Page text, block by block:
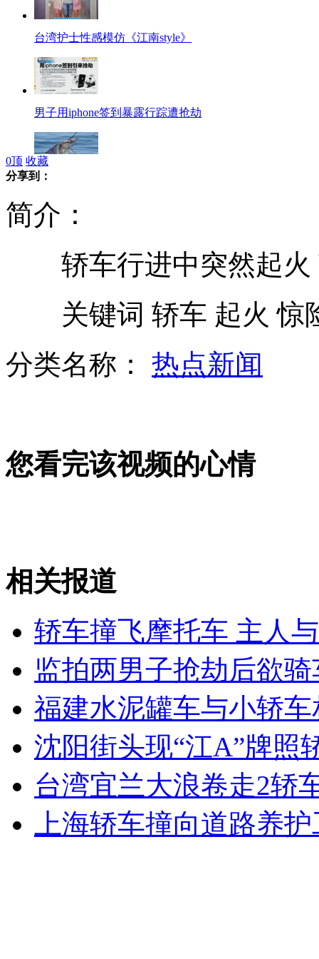
台湾护士性感模仿《江南style》
男子用iphone签到暴露行踪遭抢劫
狒狒撅屁股挑衅宝宝
女孩北京地铁殴打老人 痛下狠手拳打脚踢
无痛分娩是否安全 医生回应
外交部：反对强权政治霸凌主义
外交部：有关国家言论片面不公正
0顶 收藏
分享到：
简介：
轿车行进中突然起火
关键词 轿车 起火 惊
分类名称： 热点新闻
您看完该视频的心情
相关报道
轿车撞飞摩托车 主人
监拍两男子抢劫后欲
福建水泥罐车与小轿车
沈阳街头现“江A”牌照
台湾宜兰大浪卷走2轿
上海轿车撞向道路养